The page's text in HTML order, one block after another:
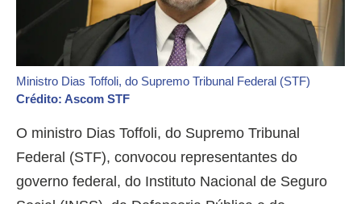
Ministro Dias Toffoli, do Supremo Tribunal Federal (STF)
Crédito: Ascom STF
O ministro Dias Toffoli, do Supremo Tribunal
Federal (STF), convocou representantes do
governo federal, do Instituto Nacional de Seguro